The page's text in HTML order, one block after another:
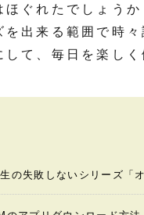
ぐれたでしょうか
を出来る範囲で時
て、毎日を楽し
の失敗しないシリーズ「